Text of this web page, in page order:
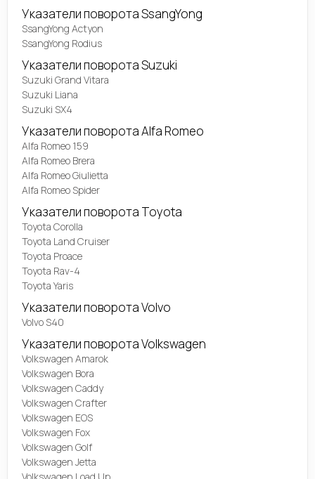
Указатели поворота SsangYong
SsangYong Actyon
SsangYong Rodius
Указатели поворота Suzuki
Suzuki Grand Vitara
Suzuki Liana
Suzuki SX4
Указатели поворота Alfa Romeo
Alfa Romeo 159
Alfa Romeo Brera
Alfa Romeo Giulietta
Alfa Romeo Spider
Указатели поворота Toyota
Toyota Corolla
Toyota Land Cruiser
Toyota Proace
Toyota Rav-4
Toyota Yaris
Указатели поворота Volvo
Volvo S40
Указатели поворота Volkswagen
Volkswagen Amarok
Volkswagen Bora
Volkswagen Caddy
Volkswagen Crafter
Volkswagen EOS
Volkswagen Fox
Volkswagen Golf
Volkswagen Jetta